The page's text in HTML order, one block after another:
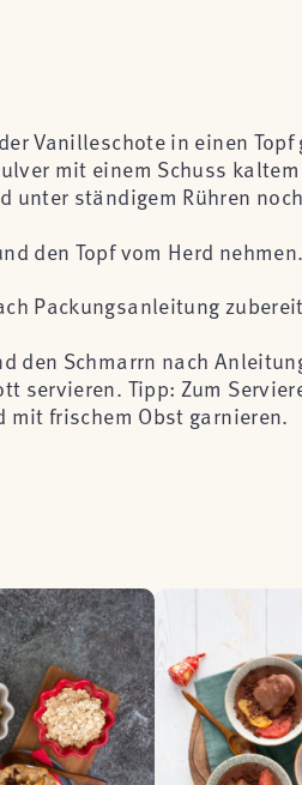
Vanilleschote in einen Topf
mit einem Schuss kaltem
unter ständigem Rühren
den Topf vom Herd nehmen.
Packungsanleitung
den Schmarrn nach
servieren. Tipp: Zum
mit frischem Obst garnieren.